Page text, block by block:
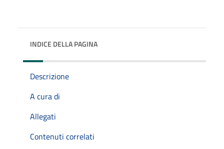
INDICE DELLA PAGINA
Descrizione
A cura di
Allegati
Contenuti correlati